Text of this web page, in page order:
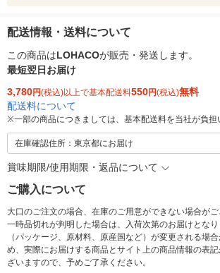
配送情報・送料について
この商品はLOHACOが販売・発送します。
最短翌日お届け
3,780円(税込)以上で基本配送料550円(税込)無料
配送料について
※一部の商品につきましては、基本配送料を当社が負担
在庫確認住所：東京都にお届け
賞味期限/使用期限・返品について
ご購入について
大口のご注文の場合、在庫のご用意ができない場合が
一時品切れが判明した場合は、入荷次第のお届けとな
（パッケージ、原材料、原産国など）が変更される場
め、実際にお届けする商品とサイト上の商品情報の表
ざいますので、予めご了承ください。